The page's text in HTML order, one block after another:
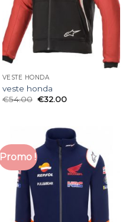
VESTE HONDA
veste honda
€54.00 €32.00
Promo !